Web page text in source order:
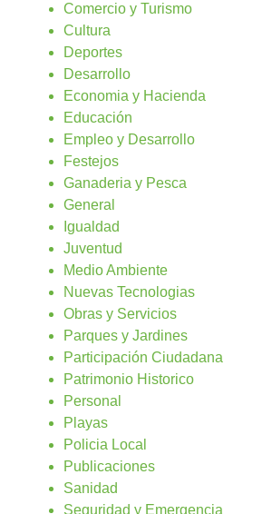
Comercio y Turismo
Cultura
Deportes
Desarrollo
Economia y Hacienda
Educación
Empleo y Desarrollo
Festejos
Ganaderia y Pesca
General
Igualdad
Juventud
Medio Ambiente
Nuevas Tecnologias
Obras y Servicios
Parques y Jardines
Participación Ciudadana
Patrimonio Historico
Personal
Playas
Policia Local
Publicaciones
Sanidad
Seguridad y Emergencia